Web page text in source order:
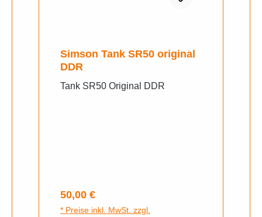
Simson Tank SR50 original
DDR
Tank SR50 Original DDR
Regulärer Preis:
50,00 €
* Preise inkl. MwSt. zzgl.